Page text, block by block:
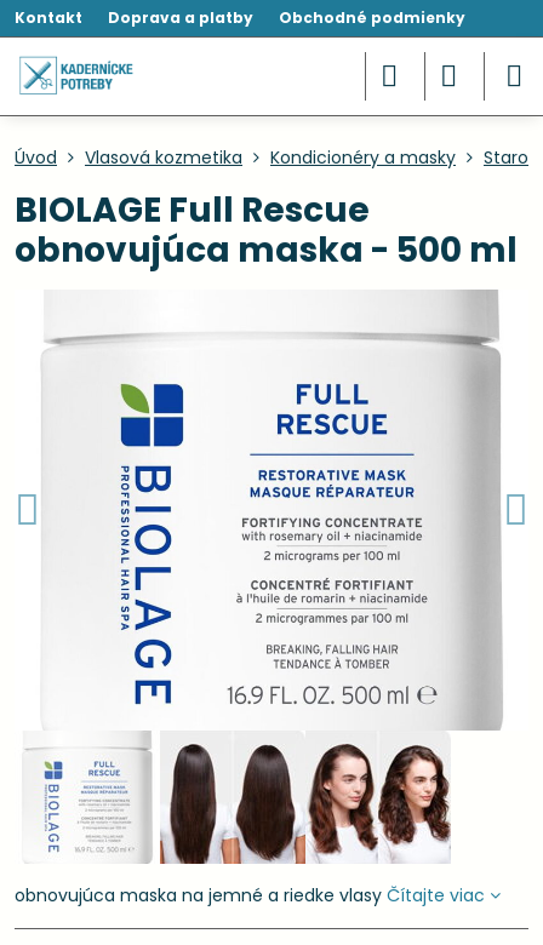
Kontakt Doprava a platby Obchodné podmienky
Úvod Vlasová kozmetika Kondicionéry a masky
BIOLAGE Full Rescue
obnovujúca maska - 500 ml
obnovujúca maska na jemné a riedke vlasy Čítajte viac